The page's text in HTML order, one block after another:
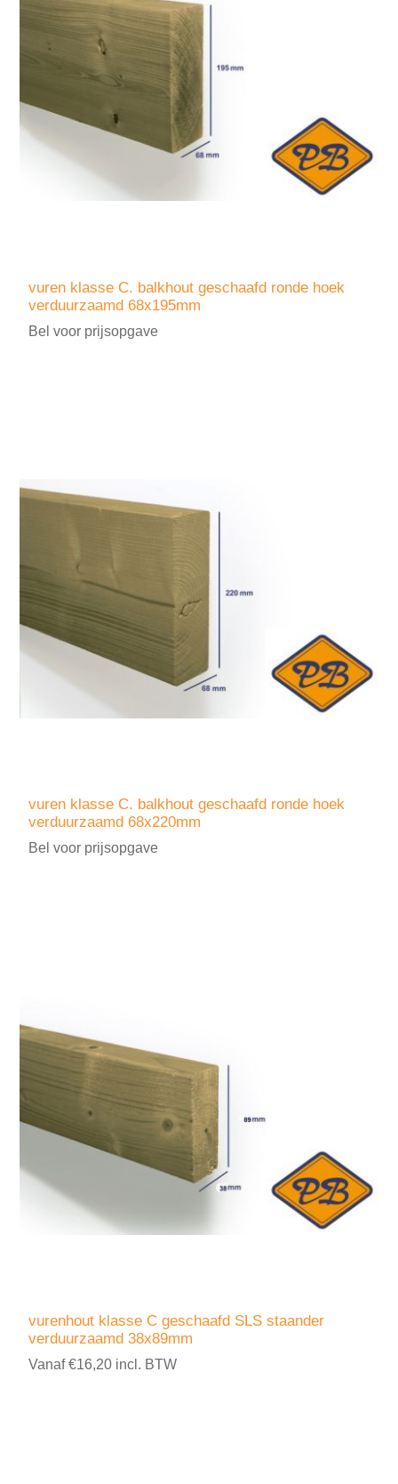
vuren klasse C. balkhout geschaafd ronde hoek
verduurzaamd 68x195mm
Bel voor prijsopgave
vuren klasse C. balkhout geschaafd ronde hoek
verduurzaamd 68x220mm
Bel voor prijsopgave
vurenhout klasse C geschaafd SLS staander
verduurzaamd 38x89mm
Vanaf €16,20 incl. BTW